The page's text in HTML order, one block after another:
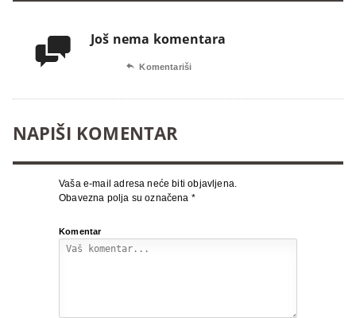
 Još nema komentara
 Komentariši
NAPIŠI KOMENTAR
Vaša e-mail adresa neće biti objavljena.
Obavezna polja su označena *
Komentar